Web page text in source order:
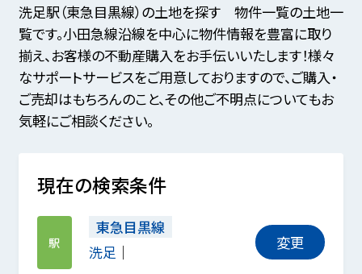
洗足駅（東急目黒線）の土地を探す 物件一覧の土地一
覧です。小田急線沿線を中心に物件情報を豊富に取り
揃え、お客様の不動産購入をお手伝いいたします！様々
なサポートサービスをご用意しておりますので、ご購入・
ご売却はもちろんのこと、その他ご不明点についてもお
気軽にご相談ください。
現在の検索条件
駅
東急目黒線
洗足
変更